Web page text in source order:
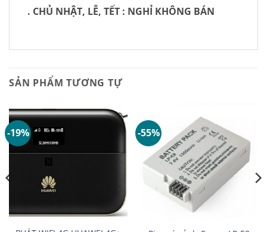
. CHỦ NHẬT, LỄ, TẾT : NGHỈ KHÔNG BÁN
SẢN PHẨM TƯƠNG TỰ
-19% -55%